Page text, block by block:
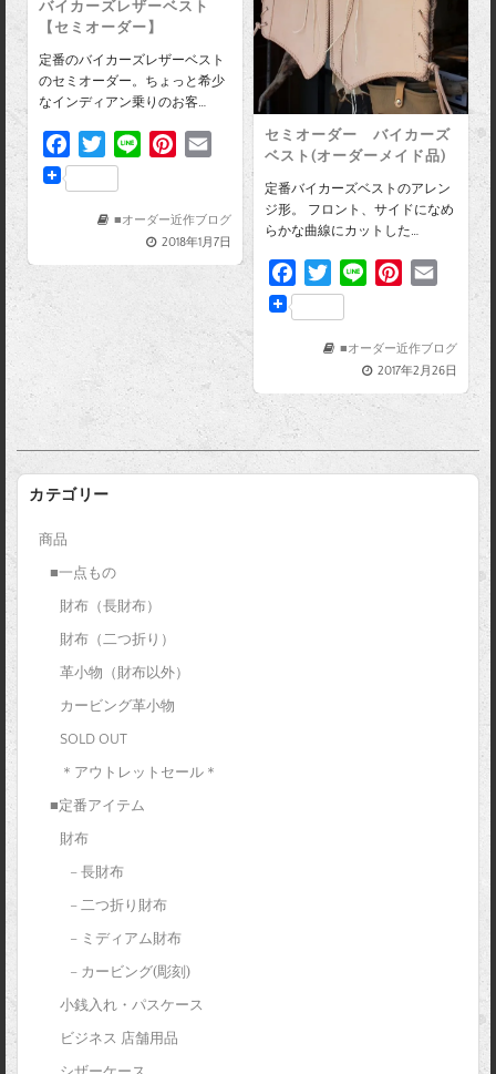
バイカーズレザーベスト
【セミオーダー】
定番のバイカーズレザーベスト
のセミオーダー。ちょっと希少
なインディアン乗りのお客…
a
c
w
i
t
e
t
e
i
l
■オーダー近作ブログ
2018年1月7日
セミオーダー バイカーズ
ベスト(オーダーメイド品)
定番バイカーズベストのアレン
ジ形。 フロント、サイドになめ
らかな曲線にカットした…
a
c
o
k
w
i
t
e
t
e
i
l
■オーダー近作ブログ
2017年2月26日
カテゴリー
商品
■一点もの
財布（長財布）
財布（二つ折り）
革小物（財布以外）
カービング革小物
SOLD OUT
＊アウトレットセール＊
■定番アイテム
財布
– 長財布
– 二つ折り財布
– ミディアム財布
– カービング(彫刻)
小銭入れ・パスケース
ビジネス 店舗用品